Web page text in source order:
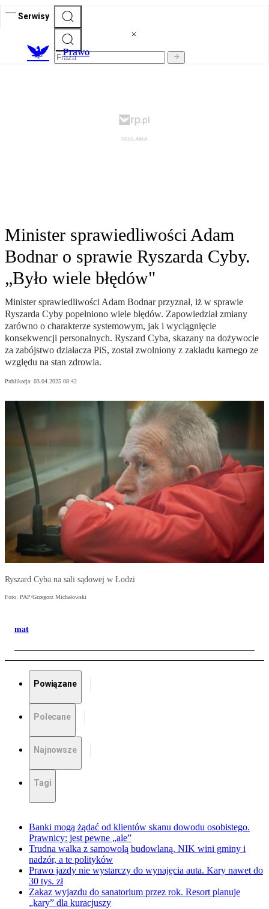
Serwisy
Prawo
Minister sprawiedliwości Adam
Bodnar o sprawie Ryszarda Cyby.
„Było wiele błędów"
Minister sprawiedliwości Adam Bodnar przyznał, iż w sprawie
Ryszarda Cyby popełniono wiele błędów. Zapowiedział zmiany
zarówno o charakterze systemowym, jak i wyciągnięcie
konsekwencji personalnych. Ryszard Cyba, skazany na dożywocie
za zabójstwo działacza PiS, został zwolniony z zakładu karnego ze
względu na stan zdrowia.
Publikacja: 03.04.2025 08:42
Ryszard Cyba na sali sądowej w Łodzi
Foto: PAP/Grzegorz Michałowski
mat
Powiązane
Polecane
Najnowsze
Tagi
Banki mogą żądać od klientów skanu dowodu osobistego.
Prawnicy: jest pewne „ale”
Trudna walka z samowolą budowlaną. NIK wini gminy i
nadzór, a te polityków
Prawo jazdy nie wystarczy do wynajęcia auta. Kary nawet do
30 tys. zł
Zakaz wyjazdu do sanatorium przez rok. Resort planuje
„kary” dla kuracjuszy